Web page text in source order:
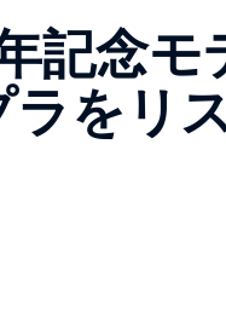
記念モ
ラをリ